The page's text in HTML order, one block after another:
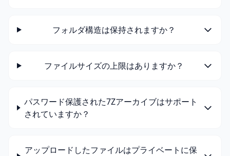
フォルダ構造は保持されますか？
ファイルサイズの上限はありますか？
パスワード保護された7Zアーカイブはサポート
されていますか？
アップロードしたファイルはプライベートに保